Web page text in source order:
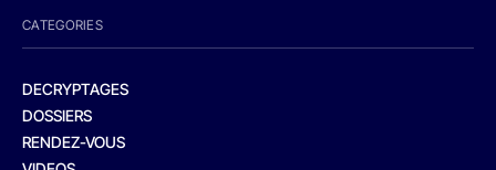
CATEGORIES
DECRYPTAGES
DOSSIERS
RENDEZ-VOUS